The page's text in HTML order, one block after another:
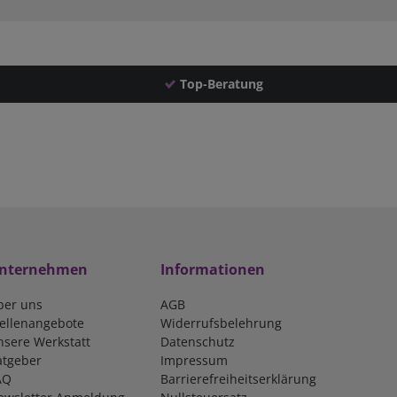
Top-Beratung
uns
Werkstatt
Informationen
AGB
Widerrufsbelehrung
Datenschutz
Impressum
Barrierefreiheitserklärung